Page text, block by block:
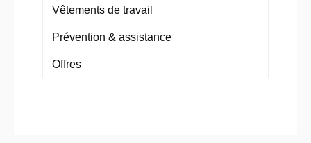
Vêtements de travail
Prévention & assistance
Offres